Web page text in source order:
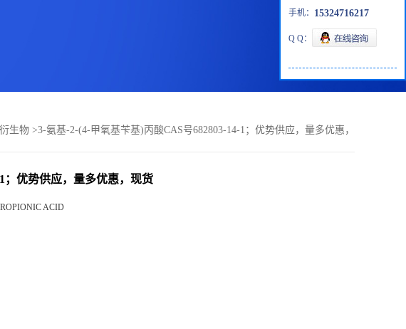
生物 >3-氨基-2-(4-甲氧基苄基)丙酸CAS号682803-14-1；优势供应，量多优惠，
；优势供应，量多优惠，现货
ACID
手机： 15324716217
Q Q：